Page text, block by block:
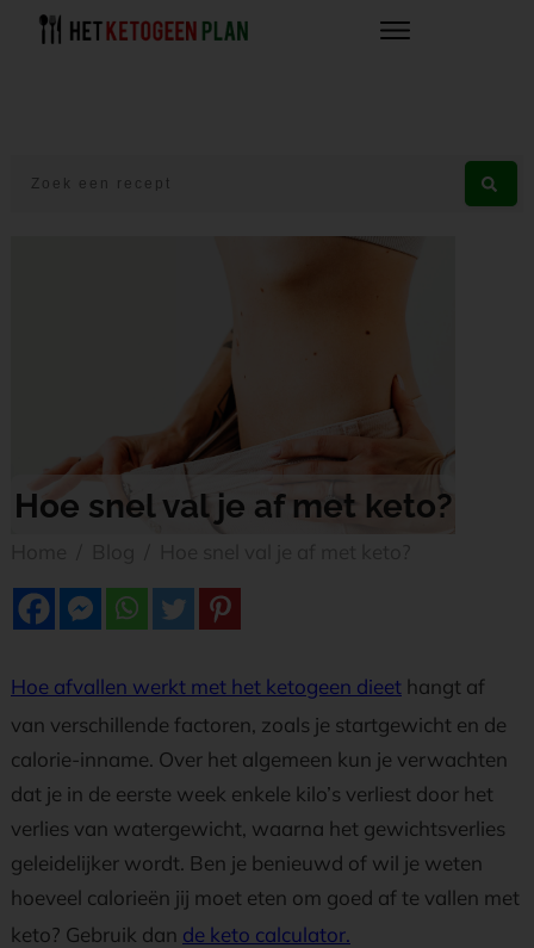
Hoe snel val je af met keto?
Hoe afvallen werkt met het ketogeen dieet hangt af
van verschillende factoren, zoals je startgewicht en de
calorie-inname. Over het algemeen kun je verwachten
dat je in de eerste week enkele kilo’s verliest door het
verlies van watergewicht, waarna het gewichtsverlies
geleidelijker wordt. Ben je benieuwd of wil je weten
hoeveel calorieën jij moet eten om goed af te vallen met
keto? Gebruik dan de keto calculator.